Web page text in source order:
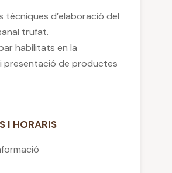
tècniques d’elaboració del
trufat.
habilitats en la
presentació de productes
I HORARIS